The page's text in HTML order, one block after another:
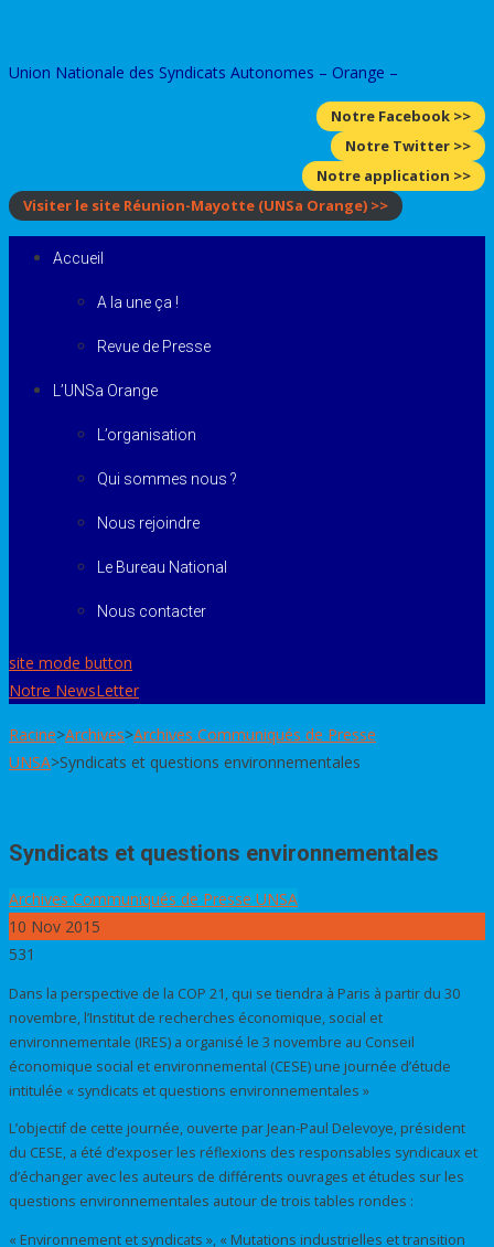
content
Union Nationale des Syndicats Autonomes – Orange –
Notre Facebook >>
Notre Twitter >>
Notre application >>
Visiter le site Réunion-Mayotte (UNSa Orange) >>
Accueil
A la une ça !
Revue de Presse
L’UNSa Orange
L’organisation
Qui sommes nous ?
Nous rejoindre
Le Bureau National
Nous contacter
site mode button
Notre NewsLetter
Racine>Archives>Archives Communiqués de Presse
UNSA>Syndicats et questions environnementales
Syndicats et questions environnementales
Archives Communiqués de Presse UNSA
10 Nov 2015
531
Dans la perspective de la COP 21, qui se tiendra à Paris à partir du 30
novembre, l’Institut de recherches économique, social et
environnementale (IRES) a organisé le 3 novembre au Conseil
économique social et environnemental (CESE) une journée d’étude
intitulée « syndicats et questions environnementales »
L’objectif de cette journée, ouverte par Jean-Paul Delevoye, président
du CESE, a été d’exposer les réflexions des responsables syndicaux et
d’échanger avec les auteurs de différents ouvrages et études sur les
questions environnementales autour de trois tables rondes :
« Environnement et syndicats », « Mutations industrielles et transition